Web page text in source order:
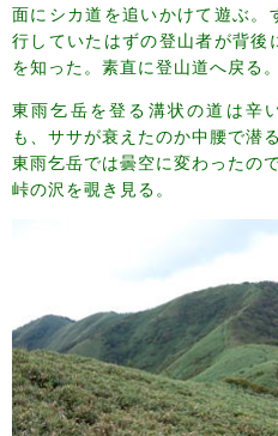
面にシカ道を追いかけて遊ぶ。
行していたはずの登山者が背後
を知った。素直に登山道へ戻る。
東雨乞岳を登る溝状の道は辛
も、ササが衰えたのか中腰で潜
東雨乞岳では曇空に変わったの
峠の沢を覗き見る。